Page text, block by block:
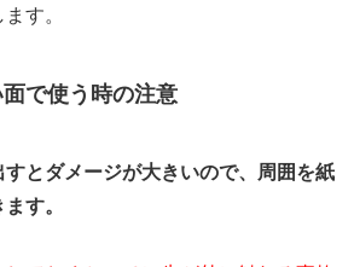
す。
で使う時の注意
とダメージが大きいので、周囲を紙
す。